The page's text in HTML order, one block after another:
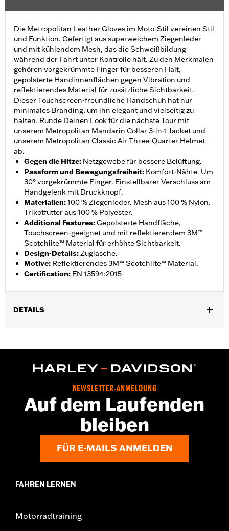
Die Metropolitan Leather Gloves im Moto-Stil vereinen Stil
und Funktion. Gefertigt aus superweichem Ziegenleder
und mit kühlendem Mesh, das die Schweißbildung
während der Fahrt unter Kontrolle hält. Zu den Merkmalen
gehören vorgekrümmte Finger für besseren Halt,
gepolsterte Handinnenflächen gegen Vibration und
reflektierendes Material für zusätzliche Sichtbarkeit.
Dieser Touchscreen-freundliche Handschuh hat nur
minimales Branding, um ihn elegant und vielseitig zu
halten. Runde Deinen Look für die nächste Tour mit
unserem Metropolitan Mandarin Collar 3-in-1 Jacket und
unserem Metropolitan Classic Air Three-Quarter Helmet
ab.
Gegen die Hitze: Netzgewebe für bessere Belüftung.
Passform und Bewegungsfreiheit: Komfort-Nähte. Um
30° vorgekrümmte Finger. Einstellbarer Verschluss am
Handgelenk mit Druckknopf.
Materialien:100 % Ziegenleder. Mesh aus 100 % Nylon.
Trikotfutter aus 100 % Polyester.
Additional Features:Gepolsterte Handfläche,
Touchscreen-geeignet und mit reflektierendem 3M™
Scotchlite™ Material für erhöhte Sichtbarkeit.
Design-Details:Zuglasche.
Motive: Reflektierendes 3M™ Scotchlite™ Material.
Certification: EN 13594:2015
DETAILS
Funktionsmerkmale:Touchscreen-kompatibel,Reflektierend,
GARANTIE:2 Jahre beschränkte Garantie – Alle Details dazu auf
www.h-d.com/warranty
Herkunft:
Importiert
NEWSLETTER-ANMELDUNG
Auf dem Laufenden
bleiben
FÜR E-MAILS ANMELDEN
FAHREN LERNEN
Motorradtraining